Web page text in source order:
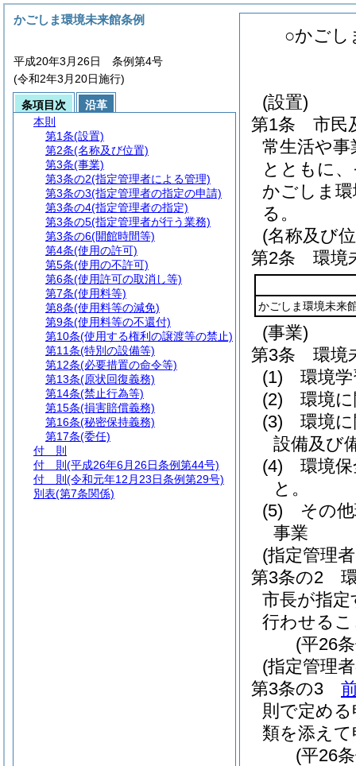
○かごし
(設置)
第1条
市民
常生活や
とともに
かごしま
る。
(名称及び
第2条
環境
かごしま環境未来
(事業)
第3条
環境
(1)
環境
(2)
環境
(3)
環境
設備及び
(4)
環境
と。
(5)
その
事業
(指定管理
第3条の2
市長が指
行わせる
(平26
(指定管理
第3条の3
則で定め
類を添え
(平26
かごしま環境未来館条例
平成20年3月26日 条例第4号
(令和2年3月20日施行)
条項目次
沿革
本則
第1条(設置)
第2条(名称及び位置)
第3条(事業)
第3条の2(指定管理者による管理)
第3条の3(指定管理者の指定の申請)
第3条の4(指定管理者の指定)
第3条の5(指定管理者が行う業務)
第3条の6(開館時間等)
第4条(使用の許可)
第5条(使用の不許可)
第6条(使用許可の取消し等)
第7条(使用料等)
第8条(使用料等の減免)
第9条(使用料等の不還付)
第10条(使用する権利の譲渡等の禁止)
第11条(特別の設備等)
第12条(必要措置の命令等)
第13条(原状回復義務)
第14条(禁止行為等)
第15条(損害賠償義務)
第16条(秘密保持義務)
第17条(委任)
付 則
付 則 (平成26年6月26日条例第44号)
付 則 (令和元年12月23日条例第29号)
別表(第7条関係)